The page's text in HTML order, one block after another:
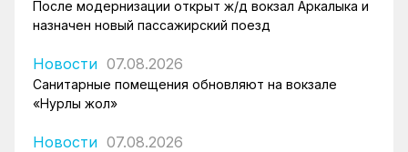
После модернизации открыт ж/д вокзал Аркалыка и
назначен новый пассажирский поезд
Новости 07.08.2026
Санитарные помещения обновляют на вокзале
«Нурлы жол»
Новости 07.08.2026